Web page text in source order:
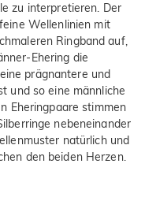
zu interpretieren. Der
Wellenlinien mit
Ringband auf,
Ehering die
prägnantere und
und so eine männliche
Eheringpaare stimmen
nebeneinander
natürlich und
den beiden Herzen.